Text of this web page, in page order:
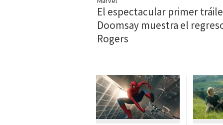
El espectacular primer
Doomsay muestra el
Rogers